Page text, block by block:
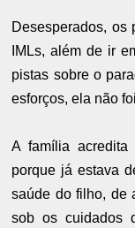
Desesperados, os
IMLs, além de ir
pistas sobre o
esforços, ela não
A família
porque já estava
saúde do filho, de
sob os cuidados